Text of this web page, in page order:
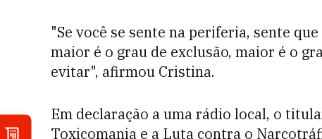
"Se você se sente na periferia, sente
maior é o grau de exclusão, maior é o
evitar", afirmou Cristina.
Em declaração a uma rádio local, o
Toxicomania e a Luta contra o